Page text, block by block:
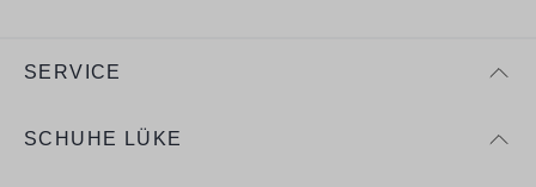
SERVICE
SCHUHE LÜKE